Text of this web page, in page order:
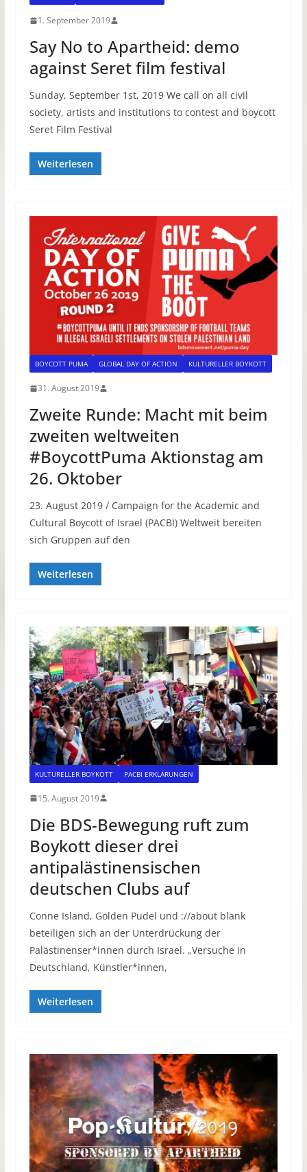
1. September 2019
Say No to Apartheid: demo
against Seret film festival
Sunday, September 1st, 2019 We call on all civil
society, artists and institutions to contest and boycott
Seret Film Festival
Weiterlesen
BOYCOTT PUMA GLOBAL DAY OF ACTION KULTURELLER BOYKOTT
31. August 2019
Zweite Runde: Macht mit beim
zweiten weltweiten
#BoycottPuma Aktionstag am
26. Oktober
23. August 2019 / Campaign for the Academic and
Cultural Boycott of Israel (PACBI) Weltweit bereiten
sich Gruppen auf den
Weiterlesen
KULTURELLER BOYKOTT PACBI ERKLÄRUNGEN
15. August 2019
Die BDS-Bewegung ruft zum
Boykott dieser drei
antipalästinensischen
deutschen Clubs auf
Conne Island, Golden Pudel und ://about blank
beteiligen sich an der Unterdrückung der
Palästinenser*innen durch Israel. „Versuche in
Deutschland, Künstler*innen,
Weiterlesen